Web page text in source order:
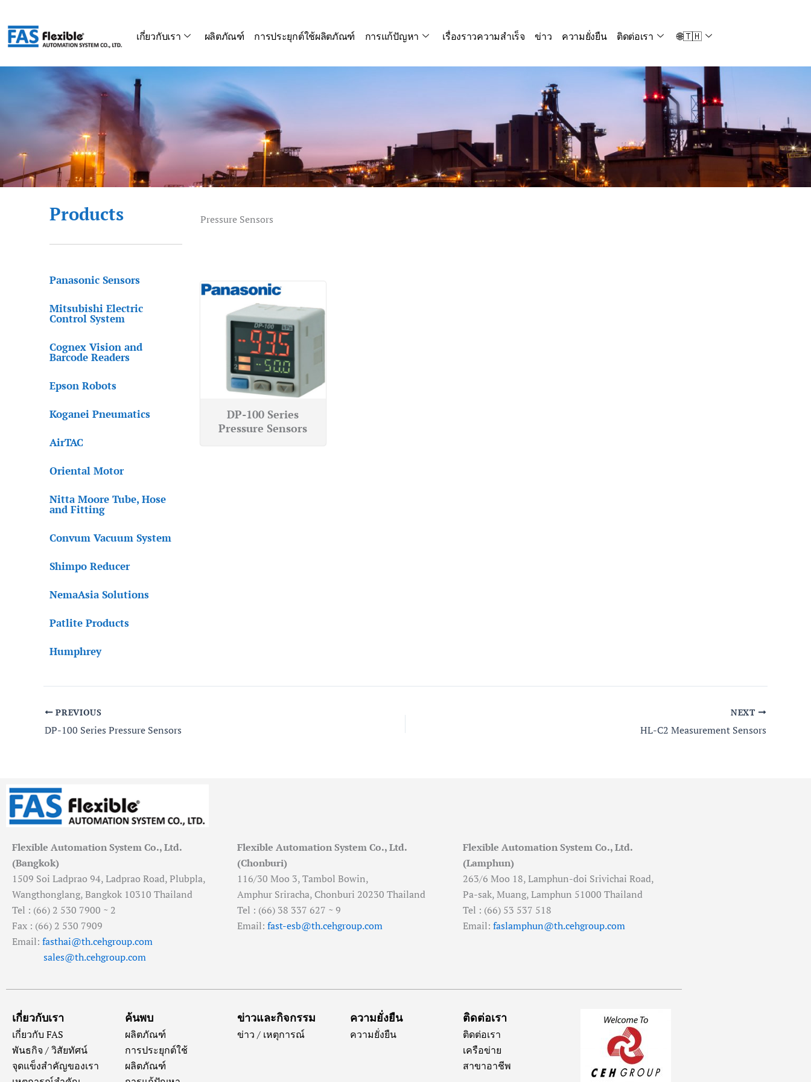
to
content
เกี่ยวกับเรา ผลิตภัณฑ์ การประยุกต์ใช้ผลิตภัณฑ์ การแก้ปัญหา เรื่องราวความสำเร็จ ข่าว ความยั่งยืน ติดต่อเรา 🌐🇹🇭
Products
Panasonic Sensors
Mitsubishi Electric
Control System
Cognex Vision and
Barcode Readers
Epson Robots
Koganei Pneumatics
AirTAC
Oriental Motor
Nitta Moore Tube, Hose
and Fitting
Convum Vacuum System
Shimpo Reducer
NemaAsia Solutions
Patlite Products
Humphrey
Pressure Sensors
DP-100 Series
Pressure Sensors
PREVIOUS
DP-100 Series Pressure Sensors
NEXT
HL-C2 Measurement Sensors
Flexible Automation System Co., Ltd.
(Bangkok)
1509 Soi Ladprao 94, Ladprao Road, Plubpla,
Wangthonglang, Bangkok 10310 Thailand
Tel : (66) 2 530 7900 ~ 2
Fax : (66) 2 530 7909
Email: fasthai@th.cehgroup.com
sales@th.cehgroup.com
Flexible Automation System Co., Ltd.
(Chonburi)
116/30 Moo 3, Tambol Bowin,
Amphur Sriracha, Chonburi 20230 Thailand
Tel : (66) 38 337 627 ~ 9
Email:fast-esb@th.cehgroup.com
Flexible Automation System Co., Ltd.
(Lamphun)
263/6 Moo 18, Lamphun-doi Srivichai Road,
Pa-sak, Muang, Lamphun 51000 Thailand
Tel : (66) 53 537 518
Email: faslamphun@th.cehgroup.com
เกี่ยวกับเรา
เกี่ยวกับ FAS
พันธกิจ / วิสัยทัศน์
จุดแข็งสำคัญของเรา
ค้นพบ
ผลิตภัณฑ์
การประยุกต์ใช้
ผลิตภัณฑ์
ข่าวและกิจกรรม
ข่าว / เหตุการณ์
ความยั่งยืน
ความยั่งยืน
ติดต่อเรา
ติดต่อเรา
เครือข่าย
สาขาอาชีพ